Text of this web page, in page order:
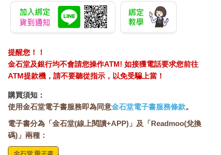
夕短籤一樣簡單。
一旦寫到便利貼上，與潛意識之間的連結便就此展開。這麼一
多虧便利貼的五項特色，「想法」能夠無痛輸出，理解力全面提
升，而資訊的接收也變得更加順暢。
第2章將學習「貼上」便利貼的訣竅。「貼上」能將「想法」在筆
記本上建立實體連結，而腦內的「想法」也能得到整理並深植於
記憶當中。
再者，「貼上」也能逐漸累積視覺化的「想法」，勾勒出自己正
面的思考模式，找到真正的自己。
提醒您！！
金石堂及銀行均不會請您操作ATM! 如接獲電話要求您前往
ATM提款機，請不要聽從指示，以免受騙上當！
購買須知：
使用金石堂電子書服務即為同意金石堂電子書服務條款。
電子書分為「金石堂(線上閱讀+APP)」及「Readmoo(兌換
碼)」兩種：